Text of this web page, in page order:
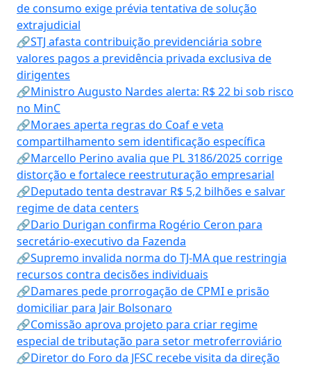
de consumo exige prévia tentativa de solução
extrajudicial
🔗STJ afasta contribuição previdenciária sobre
valores pagos a previdência privada exclusiva de
dirigentes
🔗Ministro Augusto Nardes alerta: R$ 22 bi sob risco
no MinC
🔗Moraes aperta regras do Coaf e veta
compartilhamento sem identificação específica
🔗Marcello Perino avalia que PL 3186/2025 corrige
distorção e fortalece reestruturação empresarial
🔗Deputado tenta destravar R$ 5,2 bilhões e salvar
regime de data centers
🔗Dario Durigan confirma Rogério Ceron para
secretário-executivo da Fazenda
🔗Supremo invalida norma do TJ-MA que restringia
recursos contra decisões individuais
🔗Damares pede prorrogação de CPMI e prisão
domiciliar para Jair Bolsonaro
🔗Comissão aprova projeto para criar regime
especial de tributação para setor metroferroviário
🔗Diretor do Foro da JFSC recebe visita da direção